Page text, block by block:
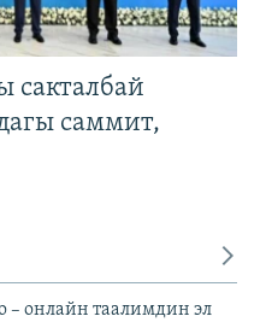
сакталбай
саммит,
– онлайн таалимдин эл